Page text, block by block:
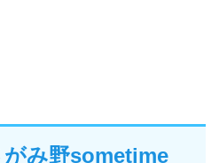
み野sometime